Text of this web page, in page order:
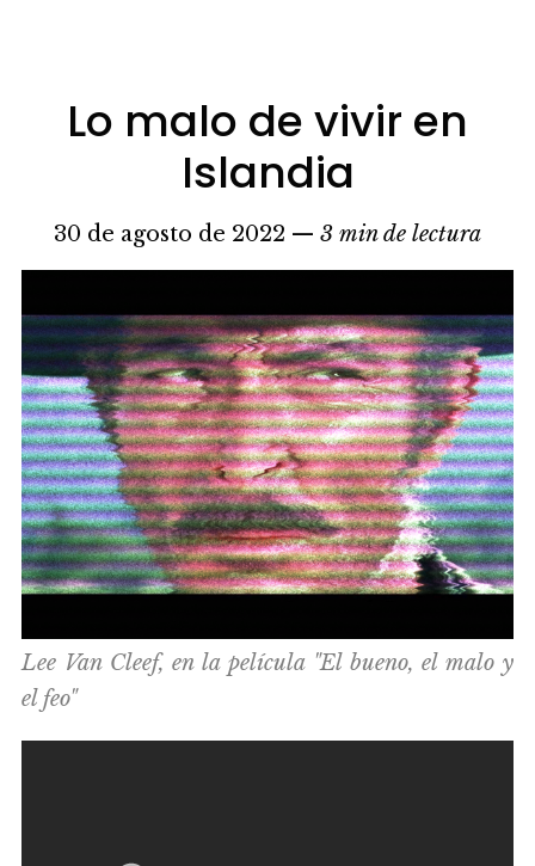
Lo malo de vivir en
Islandia
30 de agosto de 2022 — 3 min de lectura
Lee Van Cleef, en la película "El bueno, el malo y
el feo"